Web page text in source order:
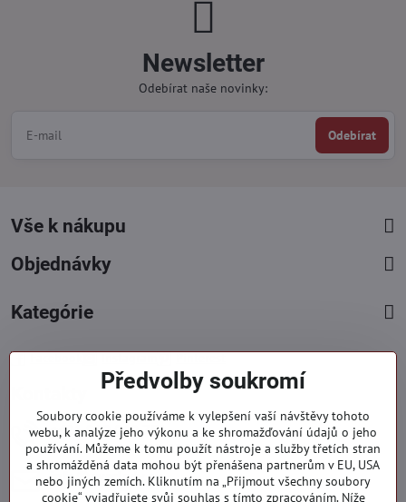
Newsletter
Odebírat naše novinky:
Odebírat
Vše k nákupu
Objednávky
Kategórie
+421 919 060 751
Pondělí - Pátek : 09:00 - 15:00 hod.
info​@everlady​.eu
Non stop ( 24/7 )
Předvolby soukromí
Soubory cookie používáme k vylepšení vaší návštěvy tohoto
webu, k analýze jeho výkonu a ke shromažďování údajů o jeho
používání. Můžeme k tomu použít nástroje a služby třetích stran
a shromážděná data mohou být přenášena partnerům v EU, USA
nebo jiných zemích. Kliknutím na „Přijmout všechny soubory
cookie“ vyjadřujete svůj souhlas s tímto zpracováním. Níže